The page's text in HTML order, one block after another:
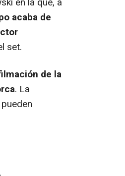
acaba de
set.
de la
. La